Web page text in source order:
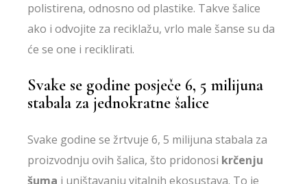
polistirena, odnosno od plastike. Takve šalice
ako i odvojite za reciklažu, vrlo male šanse su da
će se one i reciklirati.
Svake se godine posječe 6, 5 milijuna
stabala za jednokratne šalice
Svake godine se žrtvuje 6, 5 milijuna stabala za
proizvodnju ovih šalica, što pridonosi krčenju
šuma i uništavanju vitalnih ekosustava. To je